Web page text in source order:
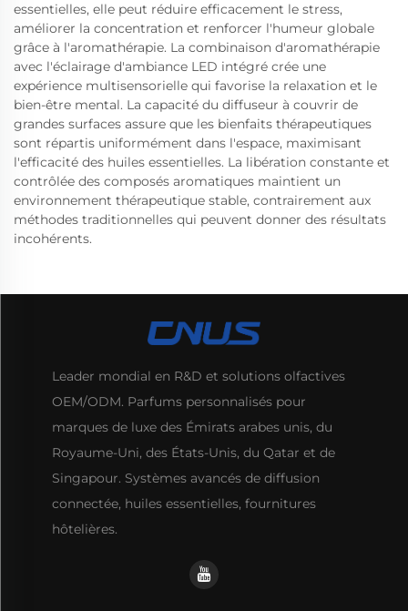
essentielles, elle peut réduire efficacement le stress,
améliorer la concentration et renforcer l'humeur globale
grâce à l'aromathérapie. La combinaison d'aromathérapie
avec l'éclairage d'ambiance LED intégré crée une
expérience multisensorielle qui favorise la relaxation et le
bien-être mental. La capacité du diffuseur à couvrir de
grandes surfaces assure que les bienfaits thérapeutiques
sont répartis uniformément dans l'espace, maximisant
l'efficacité des huiles essentielles. La libération constante et
contrôlée des composés aromatiques maintient un
environnement thérapeutique stable, contrairement aux
méthodes traditionnelles qui peuvent donner des résultats
incohérents.
Leader mondial en R&D et solutions olfactives
OEM/ODM. Parfums personnalisés pour
marques de luxe des Émirats arabes unis, du
Royaume-Uni, des États-Unis, du Qatar et de
Singapour. Systèmes avancés de diffusion
connectée, huiles essentielles, fournitures
hôtelières.